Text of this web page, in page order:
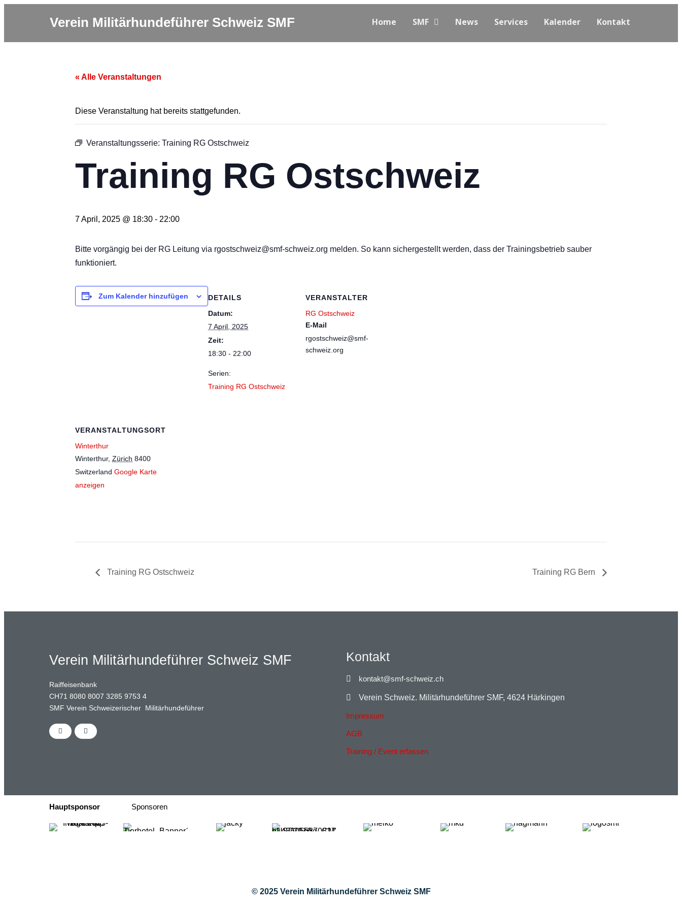
Verein Militärhundeführer Schweiz SMF Home SMF News Services Kalender Kontakt
« Alle Veranstaltungen
Diese Veranstaltung hat bereits stattgefunden.
Veranstaltungsserie: Training RG Ostschweiz
Training RG Ostschweiz
7 April, 2025 @ 18:30 - 22:00
Bitte vorgängig bei der RG Leitung via rgostschweiz@smf-schweiz.org melden. So kann sichergestellt werden, dass der Trainingsbetrieb sauber
funktioniert.
Zum Kalender hinzufügen
DETAILS
Datum:
7 April, 2025
Zeit:
18:30 - 22:00
Serien:
Training RG Ostschweiz
VERANSTALTER
RG Ostschweiz
E-Mail
rgostschweiz@smf-
schweiz.org
VERANSTALTUNGSORT
Winterthur
Winterthur, Zürich 8400
Switzerland Google Karte
anzeigen
Training RG Ostschweiz Training RG Bern
Verein Militärhundeführer Schweiz SMF
Raiffeisenbank
CH71 8080 8007 3285 9753 4
SMF Verein Schweizerischer Militärhundeführer
Kontakt
kontakt@smf-schweiz.ch
Verein Schweiz. Militärhundeführer SMF, 4624 Härkingen
Impressum
AGB
Training / Event erfassen
Hauptsponsor Sponsoren
© 2025 Verein Militärhundeführer Schweiz SMF